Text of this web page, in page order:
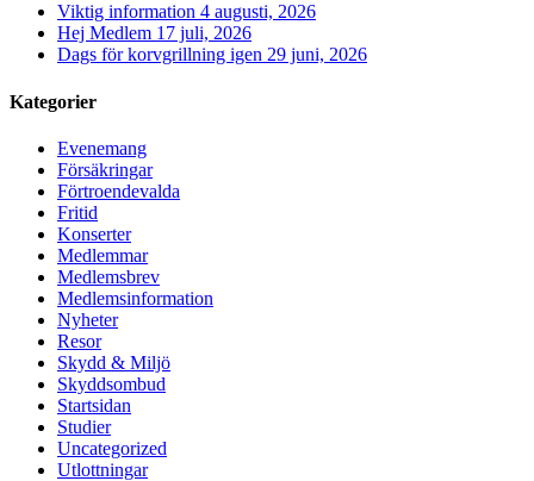
Viktig information 4 augusti, 2026
Hej Medlem 17 juli, 2026
Dags för korvgrillning igen 29 juni, 2026
Kategorier
Evenemang
Försäkringar
Förtroendevalda
Fritid
Konserter
Medlemmar
Medlemsbrev
Medlemsinformation
Nyheter
Resor
Skydd & Miljö
Skyddsombud
Startsidan
Studier
Uncategorized
Utlottningar